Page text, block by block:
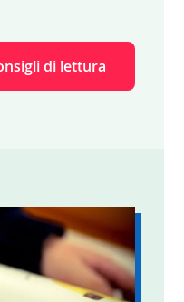
di lettura